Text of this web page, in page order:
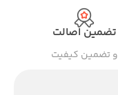
تضمین اصالت
و تضمین کیفیت